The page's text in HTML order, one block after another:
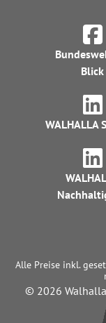
Blick
WALHALLA
Alle Preise inkl.
© 2026 Walhalla